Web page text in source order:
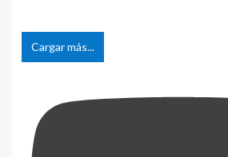
Cargar más...